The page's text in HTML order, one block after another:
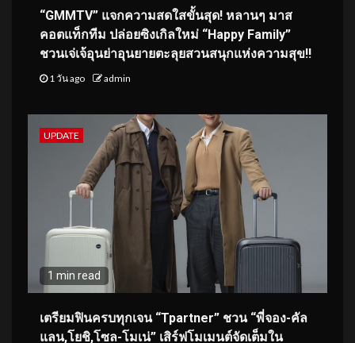
“GMMTV” แจกความสดใสขั้นสุด! หลานๆ มาส
คอตแท็กทีม ปล่อยซิงเกิลใหม่ “Happy Family”
ชวนเจ่เจ้อุนย่าอุนยายตะลุยสวนสนุกแห่งความสุข!!
1 วัน ago admin
UPDATE
1 min read
เตรียมฟินครบทุกเจน “Tpartner” ชวน “พี่จอง-คัล
แลน,โยชิ,โซล-โมเน่” เสิร์ฟโมเมนต์จัดเต็มใน